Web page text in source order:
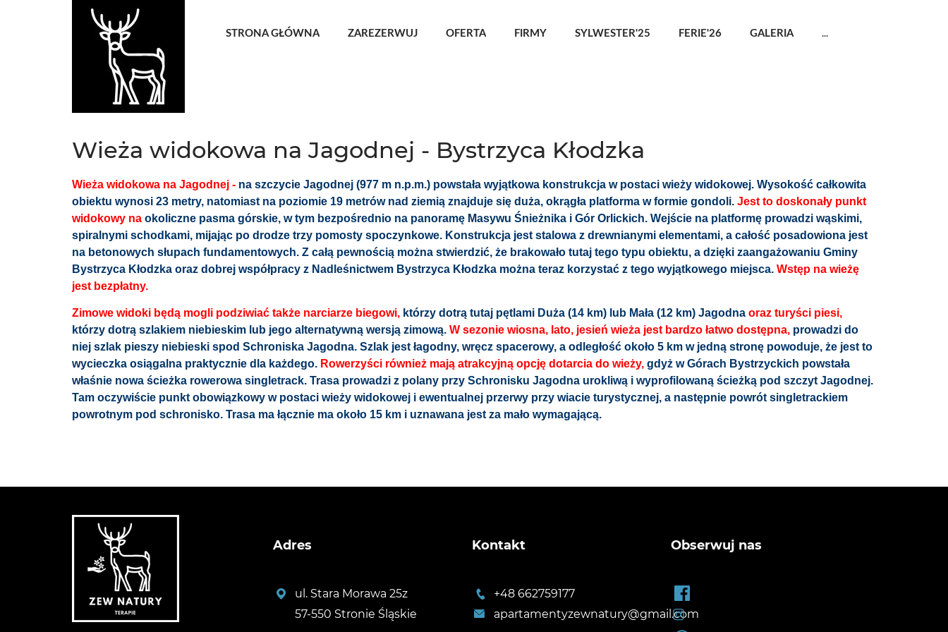
STRONA GŁÓWNA ZAREZERWUJ OFERTA FIRMY SYLWESTER'25 FERIE'26 GALERIA ...
Wieża widokowa na Jagodnej - Bystrzyca Kłodzka
Wieża widokowa na Jagodnej - na szczycie Jagodnej (977 m n.p.m.) powstała wyjątkowa konstrukcja w postaci wieży widokowej. Wysokość całkowita
obiektu wynosi 23 metry, natomiast na poziomie 19 metrów nad ziemią znajduje się duża, okrągła platforma w formie gondoli. Jest to doskonały punkt
widokowy na okoliczne pasma górskie, w tym bezpośrednio na panoramę Masywu Śnieżnika i Gór Orlickich. Wejście na platformę prowadzi wąskimi,
spiralnymi schodkami, mijając po drodze trzy pomosty spoczynkowe. Konstrukcja jest stalowa z drewnianymi elementami, a całość posadowiona jest
na betonowych słupach fundamentowych. Z całą pewnością można stwierdzić, że brakowało tutaj tego typu obiektu, a dzięki zaangażowaniu Gminy
Bystrzyca Kłodzka oraz dobrej współpracy z Nadleśnictwem Bystrzyca Kłodzka można teraz korzystać z tego wyjątkowego miejsca. Wstęp na wieżę
jest bezpłatny.
Zimowe widoki będą mogli podziwiać także narciarze biegowi, którzy dotrą tutaj pętlami Duża (14 km) lub Mała (12 km) Jagodna oraz turyści piesi,
którzy dotrą szlakiem niebieskim lub jego alternatywną wersją zimową. W sezonie wiosna, lato, jesień wieża jest bardzo łatwo dostępna, prowadzi do
niej szlak pieszy niebieski spod Schroniska Jagodna. Szlak jest łagodny, wręcz spacerowy, a odległość około 5 km w jedną stronę powoduje, że jest to
wycieczka osiągalna praktycznie dla każdego. Rowerzyści również mają atrakcyjną opcję dotarcia do wieży, gdyż w Górach Bystrzyckich powstała
właśnie nowa ścieżka rowerowa singletrack. Trasa prowadzi z polany przy Schronisku Jagodna urokliwą i wyprofilowaną ścieżką pod szczyt Jagodnej.
Tam oczywiście punkt obowiązkowy w postaci wieży widokowej i ewentualnej przerwy przy wiacie turystycznej, a następnie powrót singletrackiem
powrotnym pod schronisko. Trasa ma łącznie ma około 15 km i uznawana jest za mało wymagającą.
Adres
ul. Stara Morawa 25z
57-550 Stronie Śląskie
Kontakt
+48 662759177
apartamentyzewnatury@gmail.com
Obserwuj nas